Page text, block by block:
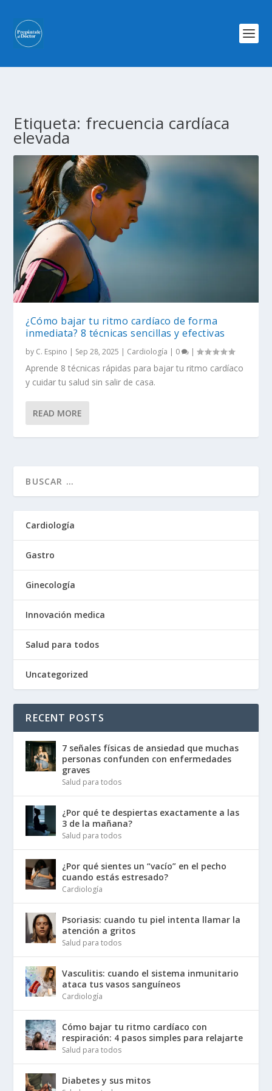
Etiqueta: frecuencia cardíaca
elevada
¿Cómo bajar tu ritmo cardíaco de forma
inmediata? 8 técnicas sencillas y efectivas
by C. Espino | Sep 28, 2025 | Cardiología | 0 |
Aprende 8 técnicas rápidas para bajar tu ritmo cardíaco
y cuidar tu salud sin salir de casa.
READ MORE
Cardiología
Gastro
Ginecología
Innovación medica
Salud para todos
Uncategorized
RECENT POSTS
7 señales físicas de ansiedad que muchas
personas confunden con enfermedades
graves
Salud para todos
¿Por qué te despiertas exactamente a las
3 de la mañana?
Salud para todos
¿Por qué sientes un “vacío” en el pecho
cuando estás estresado?
Cardiología
Psoriasis: cuando tu piel intenta llamar la
atención a gritos
Salud para todos
Vasculitis: cuando el sistema inmunitario
ataca tus vasos sanguíneos
Cardiología
Cómo bajar tu ritmo cardíaco con
respiración: 4 pasos simples para relajarte
Salud para todos
Diabetes y sus mitos